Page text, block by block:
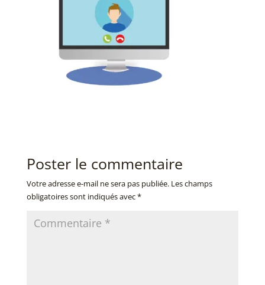
Poster le commentaire
Votre adresse e-mail ne sera pas publiée. Les champs
obligatoires sont indiqués avec*